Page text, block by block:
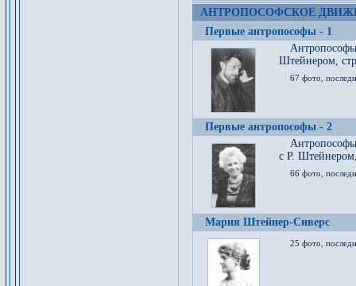
АНТРОПОСОФСКОЕ
Первые антропософы - 1
Штейнером,
67 фото,
Первые антропософы - 2
с Р.
66 фото,
Мария Штейнер-Сиверс
25 фото,